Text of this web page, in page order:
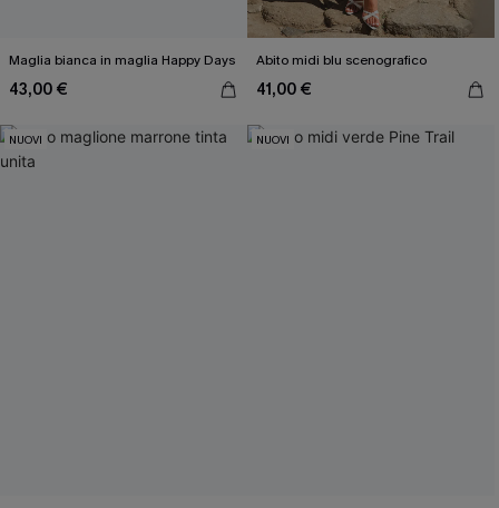
Maglia bianca in maglia Happy Days
43,00 €
Abito midi blu scenografico
41,00 €
NUOVI NUOVI